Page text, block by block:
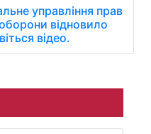
управління прав
відновило
відео.